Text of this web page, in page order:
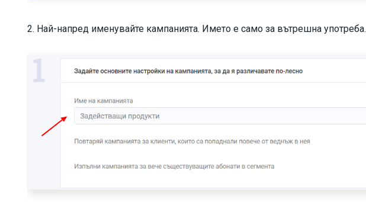
2. Най-напред именувайте кампанията. Името е само за вътрешна употреба.